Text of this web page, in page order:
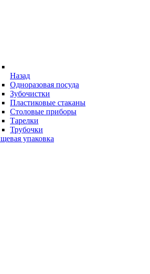
Назад
Одноразовая посуда
Зубочистки
Пластиковые стаканы
Столовые приборы
Тарелки
Трубочки
упаковка